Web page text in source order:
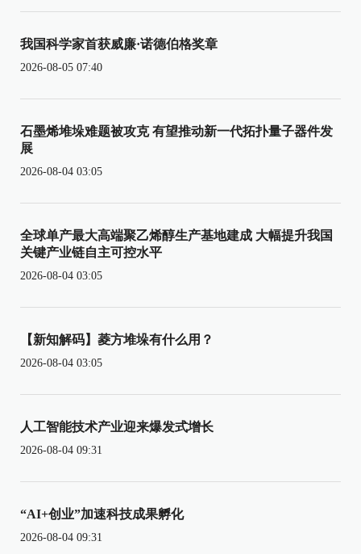
我国科学家首获威廉·诺德伯格奖章
2026-08-05 07:40
石墨烯堆垛难题被攻克 有望推动新一代拓扑量子器件发
展
2026-08-04 03:05
全球单产最大高端聚乙烯醇生产基地建成 大幅提升我国
关键产业链自主可控水平
2026-08-04 03:05
【新知解码】菱方堆垛有什么用？
2026-08-04 03:05
人工智能技术产业迎来爆发式增长
2026-08-04 09:31
“AI+创业”加速科技成果孵化
2026-08-04 09:31